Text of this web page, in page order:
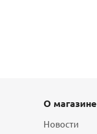
О магазине
Новости